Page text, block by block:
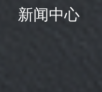
新闻中心